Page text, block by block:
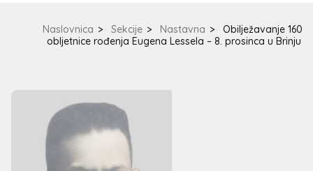
Naslovnica > Sekcije > Nastavna >
Obilježavanje 160
obljetnice rođenja Eugena Lessela – 8. prosinca u Brinju